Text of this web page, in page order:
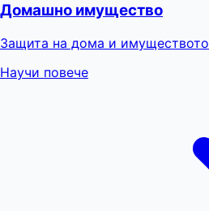
Домашно имущество
Защита на дома и имуществото
Научи повече